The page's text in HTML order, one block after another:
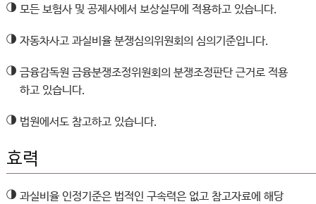
◑ 모든 보험사 및 공제사에서 보상실무에 적용하고 있습니다.
◑ 자동차사고 과실비율 분쟁심의위원회의 심의기준입니다.
◑ 금융감독원 금융분쟁조정위원회의 분쟁조정판단 근거로 적용
하고 있습니다.
◑ 법원에서도 참고하고 있습니다.
효력
◑ 과실비율 인정기준은 법적인 구속력은 없고 참고자료에 해당